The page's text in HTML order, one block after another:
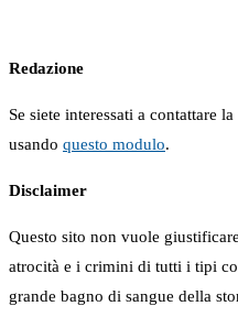
Redazione
Se siete interessati a contattare
usando questo modulo.
Disclaimer
Questo sito non vuole
atrocità e i crimini di tutti i tipi
grande bagno di sangue della